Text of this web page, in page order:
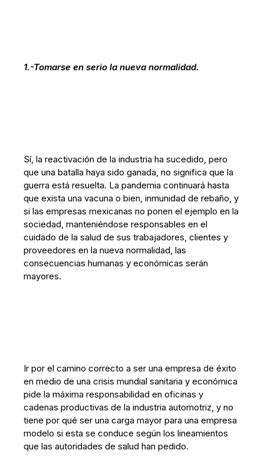
1.-Tomarse en serio la nueva normalidad.
Sí, la reactivación de la industria ha sucedido, pero
que una batalla haya sido ganada, no significa que la
guerra está resuelta. La pandemia continuará hasta
que exista una vacuna o bien, inmunidad de rebaño, y
si las empresas mexicanas no ponen el ejemplo en la
sociedad, manteniéndose responsables en el
cuidado de la salud de sus trabajadores, clientes y
proveedores en la nueva normalidad, las
consecuencias humanas y económicas serán
mayores.
Ir por el camino correcto a ser una empresa de éxito
en medio de una crisis mundial sanitaria y económica
pide la máxima responsabilidad en oficinas y
cadenas productivas de la industria automotriz, y no
tiene por qué ser una carga mayor para una empresa
modelo si esta se conduce según los lineamientos
que las autoridades de salud han pedido.